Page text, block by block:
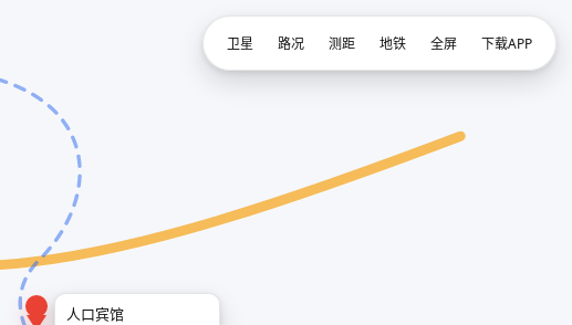
人口宾馆
卫星 路况 测距 地铁 全屏 下载APP